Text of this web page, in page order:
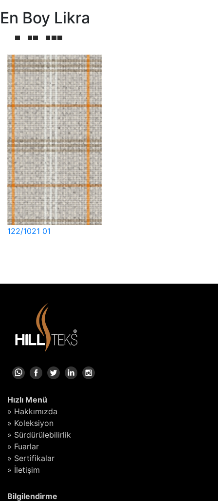
En Boy Likra
122/1021 01
Hızlı Menü
» Hakkımızda
» Koleksiyon
» Sürdürülebilirlik
» Fuarlar
» Sertifikalar
» İletişim
Bilgilendirme